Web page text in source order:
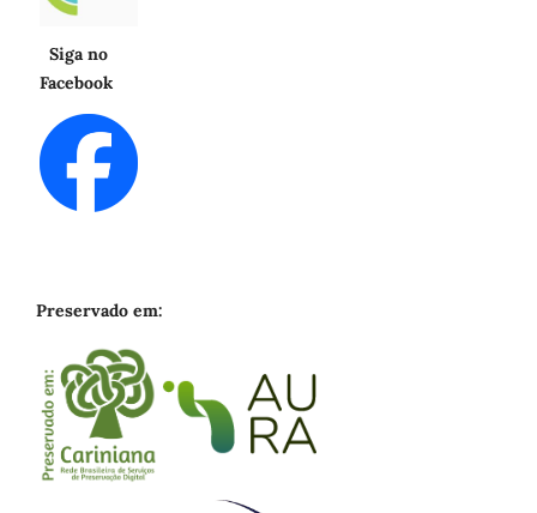
Siga no
Facebook
Preservado em: